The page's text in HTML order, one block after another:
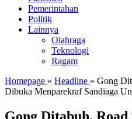
Pemerintahan
Politik
Lainnya
Olahraga
Teknologi
Ragam
Homepage » Headline » Gong
Dibuka Menparekraf Sandiaga